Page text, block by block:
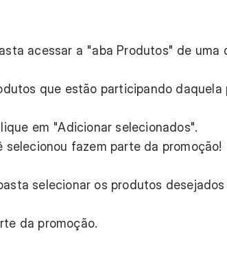
acessar a "aba Produtos" de uma
que estão participando daquela
em "Adicionar selecionados".
fazem parte da promoção!
selecionar os produtos
da promoção.